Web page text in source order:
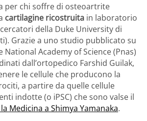
per chi soffre di osteoartrite
cartilagine ricostruita in laboratorio
della Duke University di
Grazie a uno studio pubblicato su
National Academy of Science (Pnas)
dall’ortopedico Farshid Guilak,
le cellule che producono la
a partire da quelle cellule
indotte (o iPSC) che sono valse il
Medicina a Shimya Yamanaka.